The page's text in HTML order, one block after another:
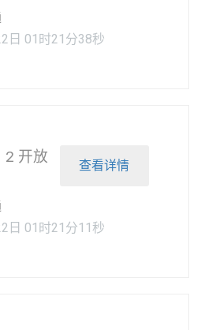
日 01时21分38秒
2 开放
查看详情
日 01时21分11秒